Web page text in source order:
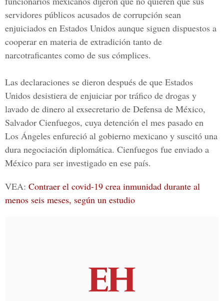
servidores públicos acusados de corrupción sean
enjuiciados en Estados Unidos aunque siguen dispuestos a
cooperar en materia de extradición tanto de
narcotraficantes como de sus cómplices.
Las declaraciones se dieron después de que Estados
Unidos desistiera de enjuiciar por tráfico de drogas y
lavado de dinero al exsecretario de Defensa de México,
Salvador Cienfuegos, cuya detención el mes pasado en
Los Ángeles enfureció al gobierno mexicano y suscitó una
dura negociación diplomática. Cienfuegos fue enviado a
México para ser investigado en ese país.
VEA: Contraer el covid-19 crea inmunidad durante al
menos seis meses, según un estudio